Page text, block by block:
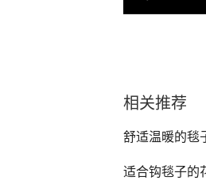
相关推荐
舒适温暖的毯
适合钩毯子的